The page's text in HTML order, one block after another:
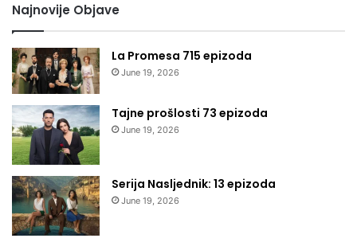
Najnovije Objave
La Promesa 715 epizoda
June 19, 2026
Tajne prošlosti 73 epizoda
June 19, 2026
Serija Nasljednik: 13 epizoda
June 19, 2026